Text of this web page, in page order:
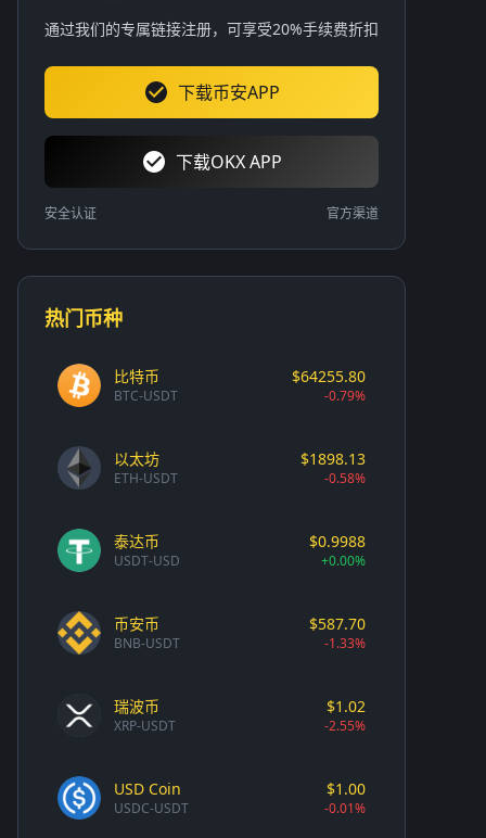
通过我们的专属链接注册，可享受20%手续费折扣
下载币安APP
下载OKX APP
安全认证 官方渠道
热门币种
比特币
BTC-USDT
$64255.80
-0.79%
以太坊
ETH-USDT
$1898.13
-0.58%
泰达币
USDT-USD
$0.9988
+0.00%
币安币
BNB-USDT
$587.70
-1.33%
瑞波币
XRP-USDT
$1.02
-2.55%
USD Coin
USDC-USDT
$1.00
-0.01%